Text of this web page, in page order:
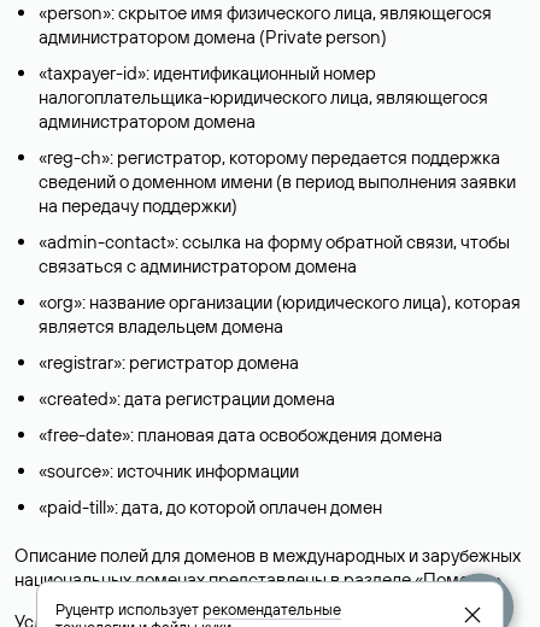
«person»: скрытое имя физического лица, являющегося
администратором домена (Privatе person)
«taxpayer-id»: идентификационный номер
налогоплательщика-юридического лица, являющегося
администратором домена
«reg-ch»: регистратор, которому передается поддержка
сведений о доменном имени (в период выполнения заявки
на передачу поддержки)
«admin-contact»: ссылка на форму обратной связи, чтобы
связаться с администратором домена
«org»: название организации (юридического лица), которая
является владельцем домена
«registrar»: регистратор домена
«created»: дата регистрации домена
«free-date»: плановая дата освобождения домена
«source»: источник информации
«paid-till»: дата, до которой оплачен домен
Описание полей для доменов в международных и зарубежных
национальных доменах представлены в разделе «Помощь».
Условия использования Whois-сервиса
Руцентр используетрекомендательные